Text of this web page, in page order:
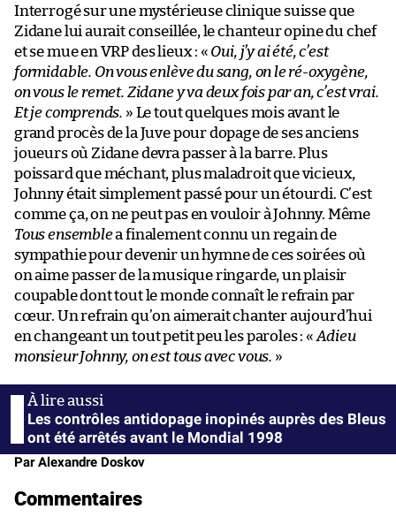
Interrogé sur une mystérieuse clinique suisse que
Zidane lui aurait conseillée, le chanteur opine du chef
et se mue en VRP des lieux : « Oui, j’y ai été, c’est
formidable. On vous enlève du sang, on le ré-oxygène,
on vous le remet. Zidane y va deux fois par an, c’est vrai.
Et je comprends. » Le tout quelques mois avant le
grand procès de la Juve pour dopage de ses anciens
joueurs où Zidane devra passer à la barre. Plus
poissard que méchant, plus maladroit que vicieux,
Johnny était simplement passé pour un étourdi. C’est
comme ça, on ne peut pas en vouloir à Johnny. Même
Tous ensemblea finalement connu un regain de
sympathie pour devenir un hymne de ces soirées où
on aime passer de la musique ringarde, un plaisir
coupable dont tout le monde connaît le refrain par
cœur. Un refrain qu’on aimerait chanter aujourd’hui
en changeant un tout petit peu les paroles : « Adieu
monsieur Johnny, on est tous avec vous. »
Les contrôles antidopage inopinés auprès des Bleus
ont été arrêtés avant le Mondial 1998
Par Alexandre Doskov
Commentaires